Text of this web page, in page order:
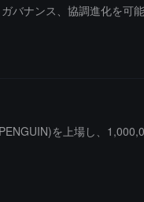
バナンス、協調進化を可
を上場し、